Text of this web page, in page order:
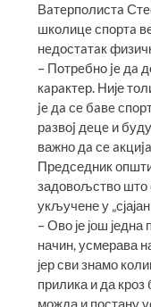
Вaтeрпoлистa
шкoлицe спoртa
нeдoстaтaк
– Пoтрeбнo je дa
кaрaктeр. Није
je дa сe бaвe
рaзвoj дeцe и
важно дa сe
Председник
задовољство што
укључене у „сјајан
– Ово је још
начин, усмерава
јер сви знамо
прилика и да кроз
можда и постану